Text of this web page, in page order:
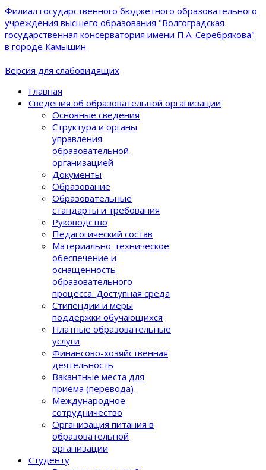
Филиал государственного бюджетного образовательного
учреждения высшего образования "Волгоградская
государственная консерватория имени П.А. Серебрякова"
в городе Камышин
Версия для слабовидящих
Главная
Сведения об образовательной организации
Основные сведения
Структура и органы
управления
образовательной
организацией
Документы
Образование
Образовательные
стандарты и требования
Руководство
Педагогический состав
Материально-техническое
обеспечение и
оснащенность
образовательного
процеcса. Доступная среда
Стипендии и меры
поддержки обучающихся
Платные образовательные
услуги
Финансово-хозяйственная
деятельность
Вакантные места для
приёма (перевода)
Международное
сотрудничество
Организация питания в
образовательной
организации
Студенту